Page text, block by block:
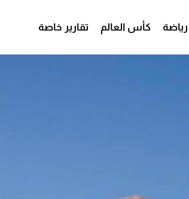
رياضة كأس العالم تقارير خاصة